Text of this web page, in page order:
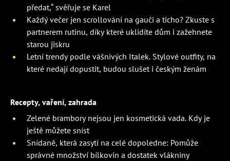
předat,“ svěřuje se Karel
Každý večer jen scrollování na gauči a ticho? Zkuste s
partnerem rutinu, díky které uklidíte dům i zažehnete
starou jiskru
Letní trendy podle vášnivých Italek. Stylové outfity, na
které nedají dopustit, budou slušet i českým ženám
Recepty, vaření, zahrada
Zelené brambory nejsou jen kosmetická vada. Kdy je
ještě můžete sníst
Snídaně, která zasytí na celé dopoledne: Pomůže
správné množství bílkovin a dostatek vlákniny